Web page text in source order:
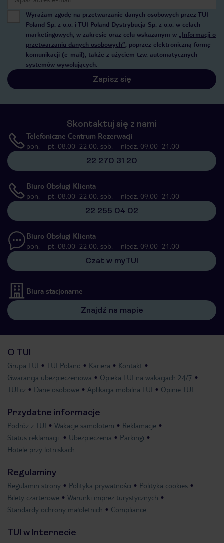
Wyrażam zgodę na przetwarzanie danych osobowych przez TUI
Poland Sp. z o.o. i TUI Poland Dystrybucja Sp. z o.o. w celach
marketingowych, w zakresie oraz celu wskazanym w „Informacji o
przetwarzaniu danych osobowych”, poprzez elektroniczną formę
komunikacji (e-mail), także z użyciem tzw. automatycznych
systemów wywołujących.
Zapisz się
Skontaktuj się z nami
Telefoniczne Centrum Rezerwacji
pon. – pt. 08:00–22:00, sob. – niedz. 09:00–21:00
22 270 31 20
Biuro Obsługi Klienta
pon. – pt. 08:00–22:00, sob. – niedz. 09:00–21:00
22 255 04 02
Biuro Obsługi Klienta
pon. – pt. 08:00–22:00, sob. – niedz. 09:00–21:00
Czat w myTUI
Biura stacjonarne
Znajdź na mapie
O TUI
Grupa TUI TUI Poland Kariera
Kontakt
Gwarancja ubezpieczeniowa
Opieka TUI na wakacjach 24/7
TUI.cz
Dane osobowe Aplikacja mobilna TUI Opinie TUI
Przydatne informacje
Podróż z TUI Wakacje samolotem
Reklamacje
Status reklamacji
Ubezpieczenia
Parkingi
Hotele przy lotniskach
Regulaminy
Regulamin strony Polityka prywatności
Polityka cookies
Bilety czarterowe
Warunki imprez turystycznych
Standardy ochrony małoletnich
Compliance
TUI w Internecie